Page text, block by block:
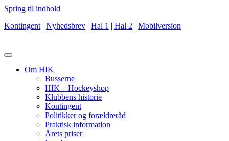
Spring til indhold
Kontingent | Nyhedsbrev | Hal 1 | Hal 2 | Mobilversion
Om HIK
Busserne
HIK – Hockeyshop
Klubbens historie
Kontingent
Politikker og forældreråd
Praktisk information
Årets priser